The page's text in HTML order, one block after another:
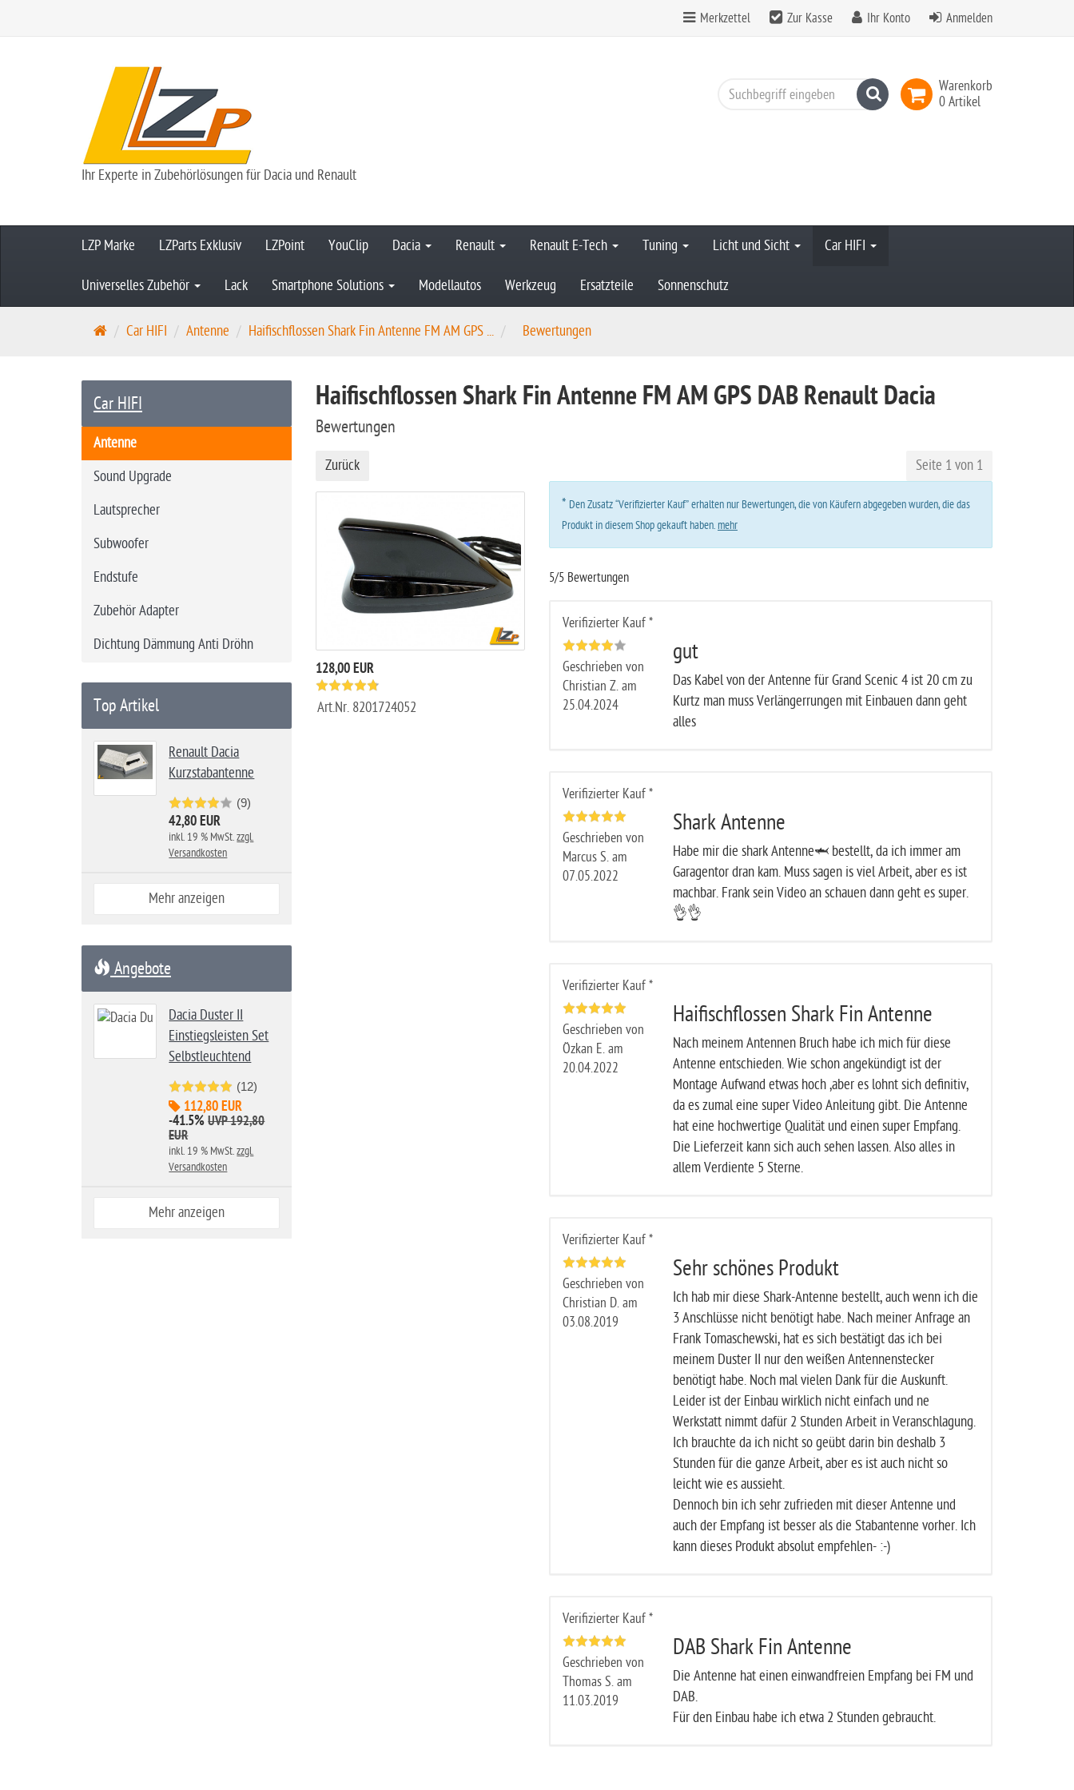
Merkzettel Zur Kasse Ihr Konto Anmelden
Ihr Experte in Zubehörlösungen für Dacia und Renault
Warenkorb
0 Artikel
Suchen
LZP Marke LZParts Exklusiv LZPoint YouClip Dacia Renault Renault E-Tech Tuning Licht und Sicht Car HIFI
Universelles Zubehör Lack Smartphone Solutions Modellautos Werkzeug Ersatzteile Sonnenschutz
S
t
s
i
e
Car HIFI Antenne Haifischflossen Shark Fin Antenne FM AM GPS ... Bewertungen
Haifischflossen Shark Fin Antenne FM AM GPS DAB Renault Dacia
Bewertungen
Zurück
128,00 EUR
Art.Nr. 8201724052
Seite 1 von 1
* Den Zusatz “Verifizierter Kauf” erhalten nur Bewertungen, die von Käufern abgegeben wurden, die das
Produkt in diesem Shop gekauft haben.mehr
5/5 Bewertungen
Verifizierter Kauf *
Geschrieben von
Christian Z. am
25.04.2024
gut
Das Kabel von der Antenne für Grand Scenic 4 ist 20 cm zu
Kurtz man muss Verlängerrungen mit Einbauen dann geht
alles
Verifizierter Kauf *
Geschrieben von
Marcus S. am
07.05.2022
Shark Antenne
Habe mir die shark Antenne🦈 bestellt, da ich immer am
Garagentor dran kam. Muss sagen is viel Arbeit, aber es ist
machbar. Frank sein Video an schauen dann geht es super.
👌👌
Verifizierter Kauf *
Geschrieben von
Özkan E. am
20.04.2022
Haifischflossen Shark Fin Antenne
Nach meinem Antennen Bruch habe ich mich für diese
Antenne entschieden. Wie schon angekündigt ist der
Montage Aufwand etwas hoch ,aber es lohnt sich definitiv,
da es zumal eine super Video Anleitung gibt. Die Antenne
hat eine hochwertige Qualität und einen super Empfang.
Die Lieferzeit kann sich auch sehen lassen. Also alles in
allem Verdiente 5 Sterne.
Verifizierter Kauf *
Geschrieben von
Christian D. am
03.08.2019
Sehr schönes Produkt
Ich hab mir diese Shark-Antenne bestellt, auch wenn ich die
3 Anschlüsse nicht benötigt habe. Nach meiner Anfrage an
Frank Tomaschewski, hat es sich bestätigt das ich bei
meinem Duster II nur den weißen Antennenstecker
benötigt habe. Noch mal vielen Dank für die Auskunft.
Leider ist der Einbau wirklich nicht einfach und ne
Werkstatt nimmt dafür 2 Stunden Arbeit in Veranschlagung.
Ich brauchte da ich nicht so geübt darin bin deshalb 3
Stunden für die ganze Arbeit, aber es ist auch nicht so
leicht wie es aussieht.
Dennoch bin ich sehr zufrieden mit dieser Antenne und
auch der Empfang ist besser als die Stabantenne vorher. Ich
kann dieses Produkt absolut empfehlen- :-)
Verifizierter Kauf *
Geschrieben von
Thomas S. am
11.03.2019
DAB Shark Fin Antenne
Die Antenne hat einen einwandfreien Empfang bei FM und
DAB.
Für den Einbau habe ich etwa 2 Stunden gebraucht.
Car HIFI
Antenne
Sound Upgrade
Lautsprecher
Subwoofer
Endstufe
Zubehör Adapter
Dichtung Dämmung Anti Dröhn
Top Artikel
Renault Dacia
Kurzstabantenne
(9)
42,80 EUR
inkl. 19 % MwSt.zzgl.
Versandkosten
Mehr anzeigen
Angebote
Dacia Duster II
Einstiegsleisten Set
Selbstleuchtend
(12)
112,80 EUR
-41.5% UVP 192,80
EUR
inkl. 19 % MwSt.zzgl.
Versandkosten
Mehr anzeigen